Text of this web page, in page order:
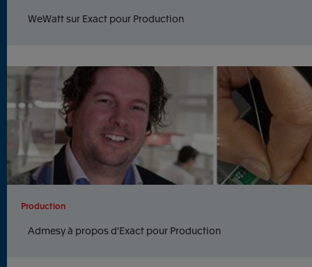
WeWatt sur Exact pour Production
Production
Admesy à propos d'Exact pour Production